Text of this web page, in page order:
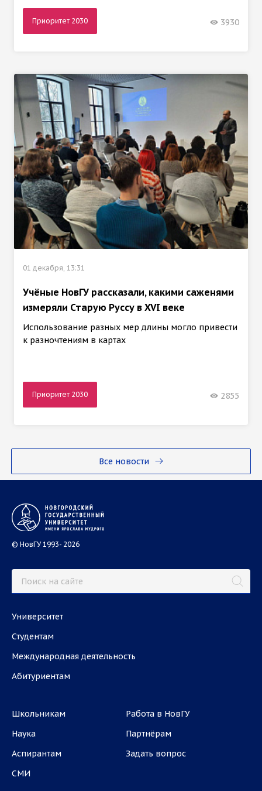
Все новости
Приоритет 2030 3930
01 декабря, 13:31
Учёные НовГУ рассказали, какими саженями
измеряли Старую Руссу в XVI веке
Использование разных мер длины могло привести
к разночтениям в картах
Приоритет 2030 2855
© НовГУ 1993- 2026
Университет
Студентам
Международная деятельность
Абитуриентам
Школьникам
Наука
Аспирантам
СМИ
Работа в НовГУ
Партнёрам
Задать вопрос